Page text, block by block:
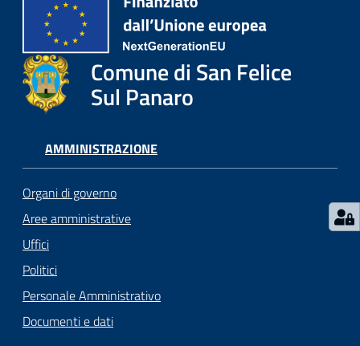
a
n
C
o
s
g
o
Comune di San Felice
Sul Panaro
AMMINISTRAZIONE
Organi di governo
Aree amministrative
Uffici
Politici
Personale Amministrativo
Documenti e dati